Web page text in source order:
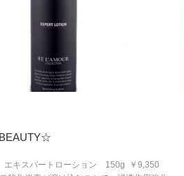
キスパートローション 150g ￥9,350